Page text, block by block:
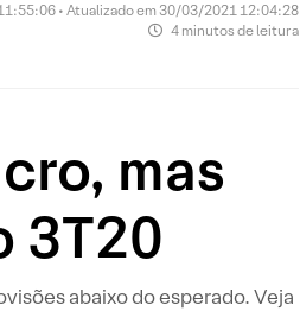
• Atualizado em 30/03/2021 12:04:28
4 minutos de leitura
mas
3T20
abaixo do esperado. Veja